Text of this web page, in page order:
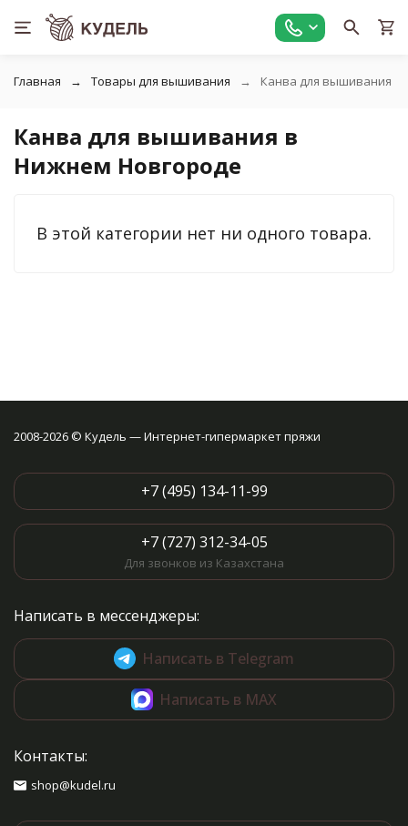
Главная Товары для вышивания Канва для вышивания
Канва для вышивания в
Нижнем Новгороде
В этой категории нет ни одного товара.
2008-2026 © Кудель — Интернет-гипермаркет пряжи
+7 (495) 134-11-99
+7 (727) 312-34-05
Для звонков из Казахстана
Написать в мессенджеры:
Написать в Telegram
Написать в MAX
Контакты:
shop@kudel.ru